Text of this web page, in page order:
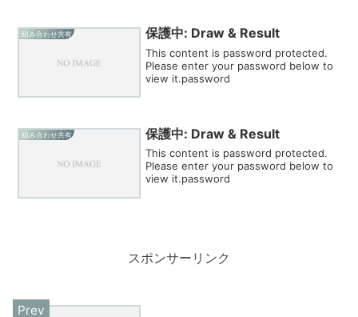
組み合わせ共有 保護中: Draw & Result
This content is password protected.
Please enter your password below to
view it.password
組み合わせ共有 保護中: Draw & Result
This content is password protected.
Please enter your password below to
view it.password
スポンサーリンク